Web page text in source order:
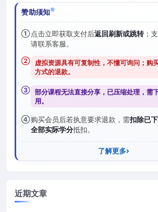
赞助须知
①点击立即获取支付后返回刷新或跳转；
请联系客服。
② 虚拟资源具有可复制性，不懂可询问；购
方式的退款。
③ 部分课程无法直接分享，已压缩处理，需
用。
④购买会员后若执意要求退款，需扣除已
全部实际学分抵扣。
了解更多
近期文章